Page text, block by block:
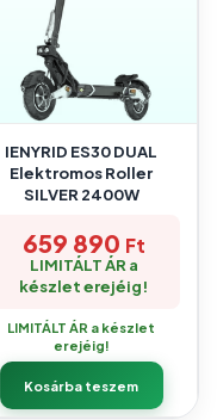
IENYRID ES30 DUAL
Elektromos Roller
SILVER 2400W
659 890 Ft
LIMITÁLT ÁR a
készlet erejéig!
LIMITÁLT ÁR a készlet
erejéig!
Kosárba teszem